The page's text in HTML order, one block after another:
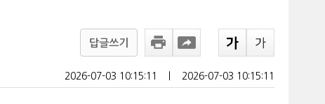
답글쓰기
2026-07-03 10:15:11 2026-07-03 10:15:11